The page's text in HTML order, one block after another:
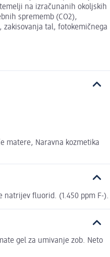
na izračunanih okoljskih
sprememb (CO2),
zakisovanja tal, fotokemičnega
matere, Naravna kozmetika
natrijev fluorid. (1.450 ppm F-).
gel za umivanje zob. Neto